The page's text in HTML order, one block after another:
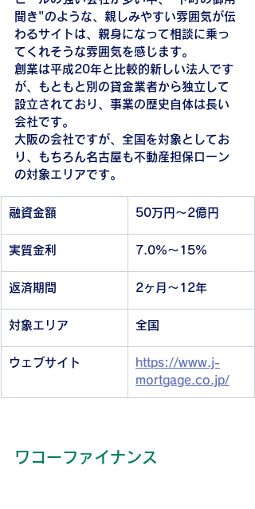
聞き"のような、親しみやすい雰囲気が伝
わるサイトは、親身になって相談に乗っ
てくれそうな雰囲気を感じます。
創業は平成20年と比較的新しい法人です
が、もともと別の貸金業者から独立して
設立されており、事業の歴史自体は長い
会社です。
大阪の会社ですが、全国を対象としてお
り、もちろん名古屋も不動産担保ローン
の対象エリアです。
融資金額 50万円〜2億円
実質金利 7.0%〜15%
返済期間 2ヶ月〜12年
対象エリア 全国
ウェブサイト
https://www.j-
mortgage.co.jp/
ワコーファイナンス